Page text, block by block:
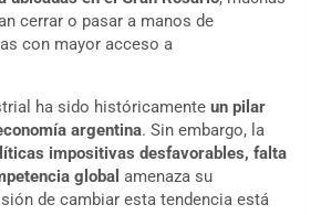
cerrar o pasar a manos de
con mayor acceso a
ha sido históricamente un pilar
argentina. Sin embargo, la
impositivas desfavorables, falta
global amenaza su
de cambiar esta tendencia está